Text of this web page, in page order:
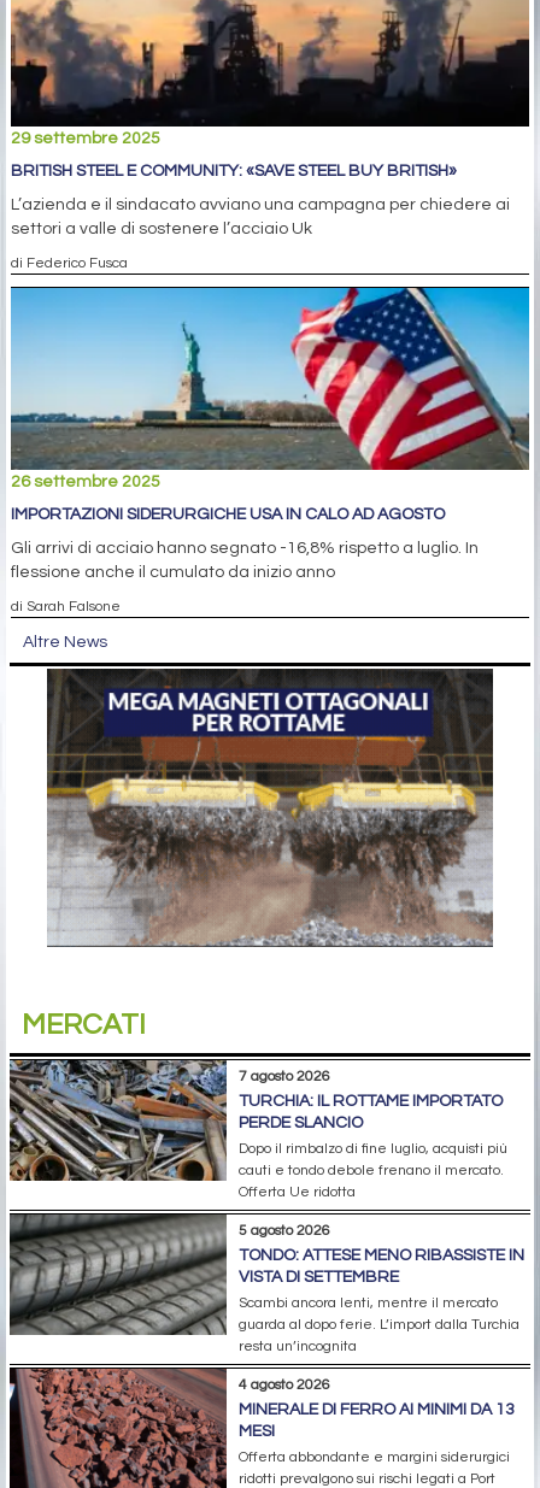
29 settembre 2025
BRITISH STEEL E COMMUNITY: «SAVE STEEL BUY BRITISH»
L’azienda e il sindacato avviano una campagna per chiedere ai
settori a valle di sostenere l’acciaio Uk
di Federico Fusca
26 settembre 2025
IMPORTAZIONI SIDERURGICHE USA IN CALO AD AGOSTO
Gli arrivi di acciaio hanno segnato -16,8% rispetto a luglio. In
flessione anche il cumulato da inizio anno
di Sarah Falsone
Altre News
MERCATI
7 agosto 2026
TURCHIA: IL ROTTAME IMPORTATO
PERDE SLANCIO
Dopo il rimbalzo di fine luglio, acquisti più
cauti e tondo debole frenano il mercato.
Offerta Ue ridotta
5 agosto 2026
TONDO: ATTESE MENO RIBASSISTE IN
VISTA DI SETTEMBRE
Scambi ancora lenti, mentre il mercato
guarda al dopo ferie. L’import dalla Turchia
resta un’incognita
4 agosto 2026
MINERALE DI FERRO AI MINIMI DA 13
MESI
Offerta abbondante e margini siderurgici
ridotti prevalgono sui rischi legati a Port